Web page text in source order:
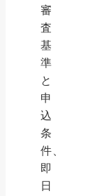
審
査
基
準
と
申
込
条
件、
即
日